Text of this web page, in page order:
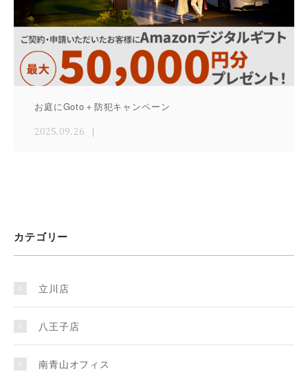
お庭にGoto＋防犯キャンペーン
2025.09.26
カテゴリー
立川店
八王子店
南青山オフィス